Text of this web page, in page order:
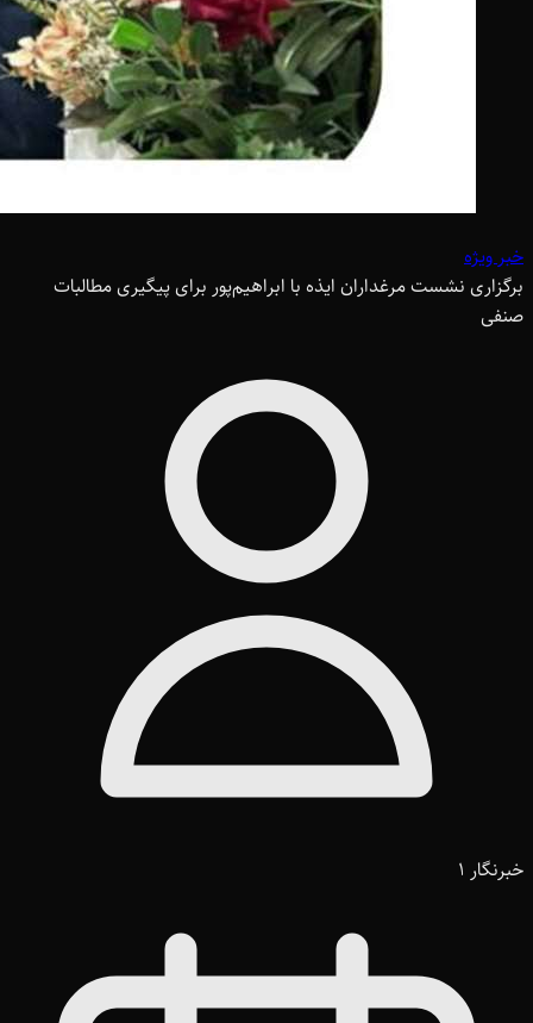
خبر ویژه
برگزاری نشست مرغداران ایذه با ابراهیم‌پور برای پیگیری مطالبات
صنفی
خبرنگار 1